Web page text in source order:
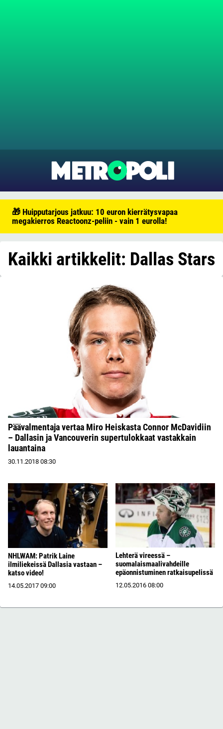
🎁 Huipputarjous jatkuu: 10 euron kierrätysvapaa
megakierros Reactoonz-peliin - vain 1 eurolla!
Kaikki artikkelit: Dallas Stars
Päävalmentaja vertaa Miro Heiskasta Connor McDavidiin
– Dallasin ja Vancouverin supertulokkaat vastakkain
lauantaina
30.11.2018 08:30
NHLWAM: Patrik Laine
ilmiliekeissä Dallasia vastaan –
katso video!
14.05.2017 09:00
Lehterä vireessä –
suomalaismaalivahdeille
epäonnistuminen ratkaisupelissä
12.05.2016 08:00